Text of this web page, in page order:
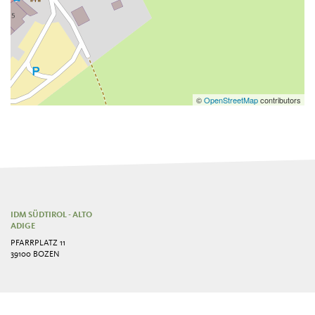
©OpenStreetMapcontributors
IDM SÜDTIROL - ALTO
ADIGE
PFARRPLATZ 11
39100 BOZEN